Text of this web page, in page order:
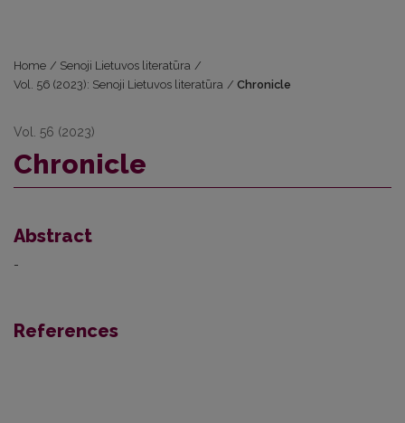
Home / Senoji Lietuvos literatūra /
Vol. 56 (2023): Senoji Lietuvos literatūra / Chronicle
Vol. 56 (2023)
Chronicle
Abstract
-
References